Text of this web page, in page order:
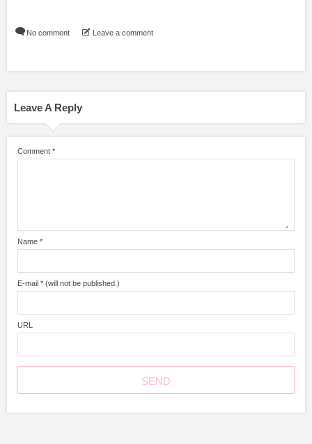
No comment Leave a comment
Leave A Reply
Comment *
Name *
E-mail * (will not be published.)
URL